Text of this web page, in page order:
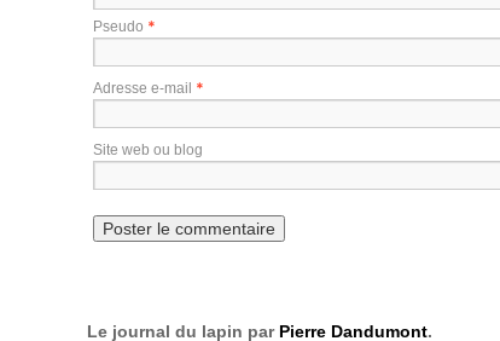
Pseudo *
Adresse e-mail *
Site web ou blog
Le journal du lapin par Pierre Dandumont.